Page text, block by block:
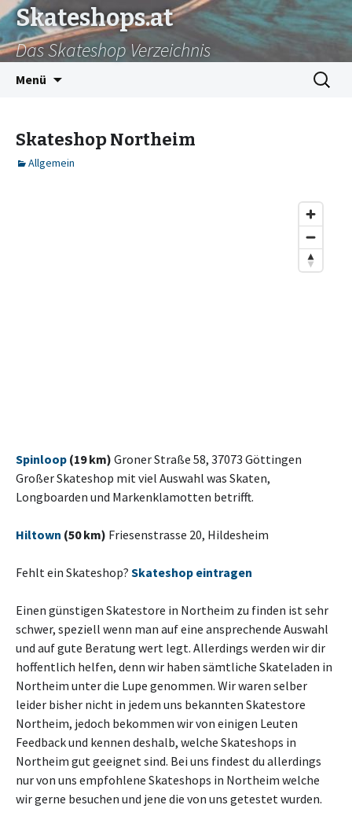
Skateshops.at
Das Skateshop Verzeichnis
Menü
Suchen
nach:
Skateshop Northeim
Allgemein
Spinloop (19 km) Groner Straße 58, 37073 Göttingen
Großer Skateshop mit viel Auswahl was Skaten,
Longboarden und Markenklamotten betrifft.
Hiltown (50 km) Friesenstrasse 20, Hildesheim
Fehlt ein Skateshop? Skateshop eintragen
Einen günstigen Skatestore in Northeim zu finden ist sehr
schwer, speziell wenn man auf eine ansprechende Auswahl
und auf gute Beratung wert legt. Allerdings werden wir dir
hoffentlich helfen, denn wir haben sämtliche Skateladen in
Northeim unter die Lupe genommen. Wir waren selber
leider bisher nicht in jedem uns bekannten Skatestore
Northeim, jedoch bekommen wir von einigen Leuten
Feedback und kennen deshalb, welche Skateshops in
Northeim gut geeignet sind. Bei uns findest du allerdings
nur von uns empfohlene Skateshops in Northeim welche
wir gerne besuchen und jene die von uns getestet wurden.